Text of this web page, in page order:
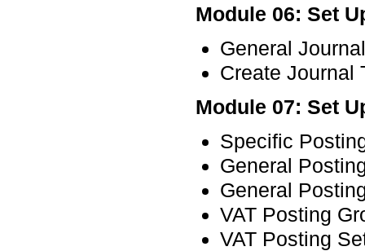
Module 06: Set
General
Create Journal
Module 07: Set
Specific
General
General
VAT Posting
VAT Posting